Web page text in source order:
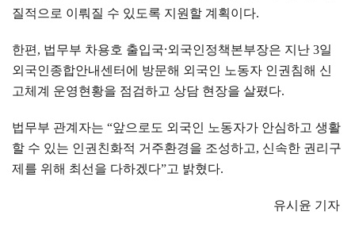
질적으로 이뤄질 수 있도록 지원할 계획이다.
한편 , 법무부 차용호 출입국⸱외국인정책본부장은 지난 3일
외국인종합안내센터에 방문해 외국인 노동자 인권침해 신
고체계 운영현황을 점검하고 상담 현장을 살폈다.
법무부 관계자는 “앞으로도 외국인 노동자가 안심하고 생활
할 수 있는 인권친화적 거주환경을 조성하고, 신속한 권리구
제를 위해 최선을 다하겠다”고 밝혔다.
유시윤 기자